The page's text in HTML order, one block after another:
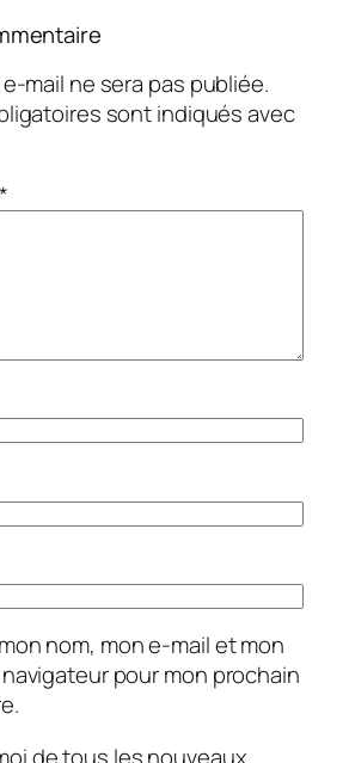
mail ne sera pas publiée.
sont indiqués avec
*
nom, mon e-mail et mon
pour mon prochain
de tous les nouveaux